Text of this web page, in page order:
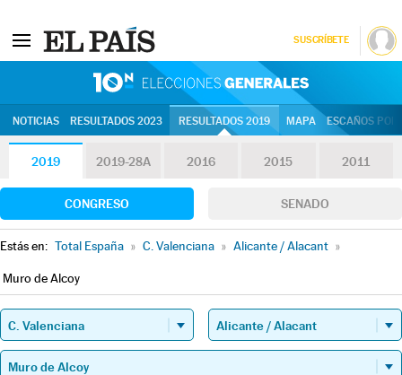
SUSCRÍBETE
NOTICIAS RESULTADOS 2023 RESULTADOS 2019 MAPA ESCAÑOS
2019 2019-28A 2016 2015 2011
CONGRESO SENADO
Estás en: Total España » C. Valenciana » Alicante / Alacant »
Muro de Alcoy